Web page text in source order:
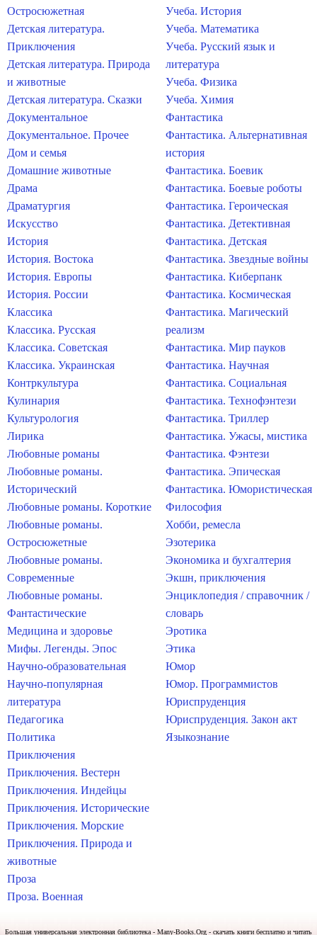
Остросюжетная
Детская литература.
Приключения
Детская литература. Природа
и животные
Детская литература. Сказки
Документальное
Документальное. Прочее
Дом и семья
Домашние животные
Драма
Драматургия
Искусство
История
История. Востока
История. Европы
История. России
Классика
Классика. Русская
Классика. Советская
Классика. Украинская
Контркультура
Кулинария
Культурология
Лирика
Любовные романы
Любовные романы.
Исторический
Любовные романы. Короткие
Любовные романы.
Остросюжетные
Любовные романы.
Современные
Любовные романы.
Фантастические
Медицина и здоровье
Мифы. Легенды. Эпос
Научно-образовательная
Научно-популярная
литература
Педагогика
Политика
Приключения
Приключения. Вестерн
Приключения. Индейцы
Приключения. Исторические
Приключения. Морские
Приключения. Природа и
животные
Проза
Проза. Военная
Учеба. История
Учеба. Математика
Учеба. Русский язык и
литература
Учеба. Физика
Учеба. Химия
Фантастика
Фантастика. Альтернативная
история
Фантастика. Боевик
Фантастика. Боевые роботы
Фантастика. Героическая
Фантастика. Детективная
Фантастика. Детская
Фантастика. Звездные войны
Фантастика. Киберпанк
Фантастика. Космическая
Фантастика. Магический
реализм
Фантастика. Мир пауков
Фантастика. Научная
Фантастика. Социальная
Фантастика. Технофэнтези
Фантастика. Триллер
Фантастика. Ужасы, мистика
Фантастика. Фэнтези
Фантастика. Эпическая
Фантастика. Юмористическая
Философия
Хобби, ремесла
Эзотерика
Экономика и бухгалтерия
Экшн, приключения
Энциклопедия / справочник /
словарь
Эротика
Этика
Юмор
Юмор. Программистов
Юриспруденция
Юриспруденция. Закон акт
Языкознание
Большая универсальная электронная библиотека - Many-Books.Org - скачать книги бесплатно и читать